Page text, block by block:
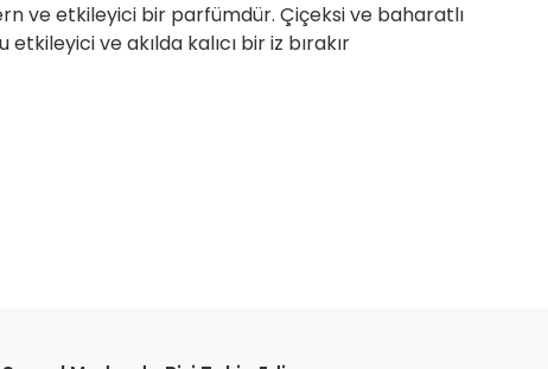
ve etkileyici bir parfümdür. Çiçeksi ve baharatlı
ve akılda kalıcı bir iz bırakır